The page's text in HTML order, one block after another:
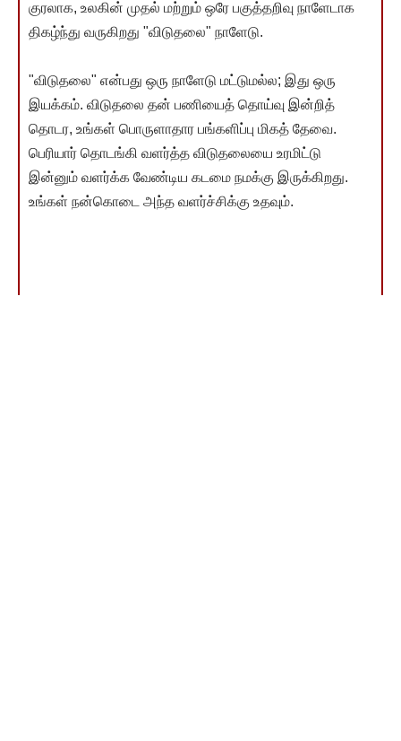
குரலாக, உலகின் முதல் மற்றும் ஒரே பகுத்தறிவு நாளேடாக
திகழ்ந்து வருகிறது "விடுதலை" நாளேடு.
"விடுதலை" என்பது ஒரு நாளேடு மட்டுமல்ல; இது ஒரு
இயக்கம். விடுதலை தன் பணியைத் தொய்வு இன்றித்
தொடர, உங்கள் பொருளாதார பங்களிப்பு மிகத் தேவை.
பெரியார் தொடங்கி வளர்த்த விடுதலையை உரமிட்டு
இன்னும் வளர்க்க வேண்டிய கடமை நமக்கு இருக்கிறது.
உங்கள் நன்கொடை அந்த வளர்ச்சிக்கு உதவும்.